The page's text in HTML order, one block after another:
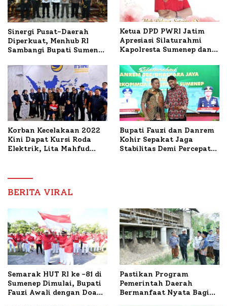
Sinergi Pusat-Daerah
Diperkuat, Menhub RI
Sambangi Bupati Sumenep
Mutiara Sentosa II
Ketua DPD PWRI Jatim
Apresiasi Silaturahmi
Kapolresta Sumenep dan
Ideal Polri-Pers
Korban Kecelakaan 2022
Kini Dapat Kursi Roda
Elektrik, Lita Mahfud
Nabil
Bupati Fauzi dan Danrem
Kohir Sepakat Jaga
Stabilitas Demi Percepat
BERITA VIRAL
Semarak HUT RI ke -81 di
Sumenep Dimulai, Bupati
Fauzi Awali dengan Doa
Pastikan Program
Pemerintah Daerah
Bermanfaat Nyata Bagi